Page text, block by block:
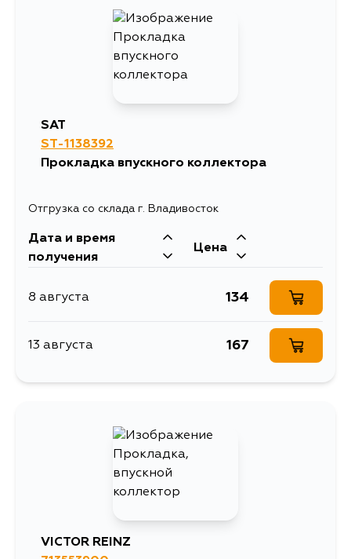
SAT
ST-1138392
Прокладка впускного коллектора
Отгрузка со склада г. Владивосток
Дата и время
получения
Цена
8 августа 134
13 августа 167
VICTOR REINZ